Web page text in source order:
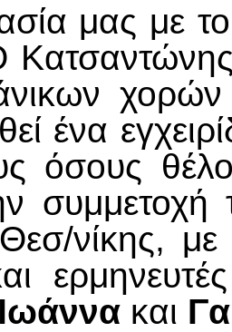
μας με
ένα
όσους
συμμετοχή
νίκης,
και